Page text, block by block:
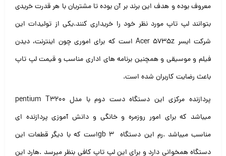
معروف بوده و هدف این برند بر آن بوده تا مشتریان با هر قدرت خریدی
بتوانند لپ تاپ مورد نظر خود را خریداری کنند.یکی از تولیدات این
شرکتایسر Acer 5735zاست که برای اموری چون اینترنت، دیدن
فیلم و موسیقی و همچنین برنامه های اداری مناسب و قیمت لپ تاپ
باعث رضایت کاربران شده است.
پردازنده مرکزی این دستگاه دست دوم با مدل pentium T3200
میباشد که برای امور روزمره و خانگی و دانش آموزی پردازنده ای
مناسب میباشد .رم این دستگاه gb 3است که با دیگر قطعات این
دستگاه همخوانی دارد و برای این لپ تاپ کافی بنظر میرسد .هارد این